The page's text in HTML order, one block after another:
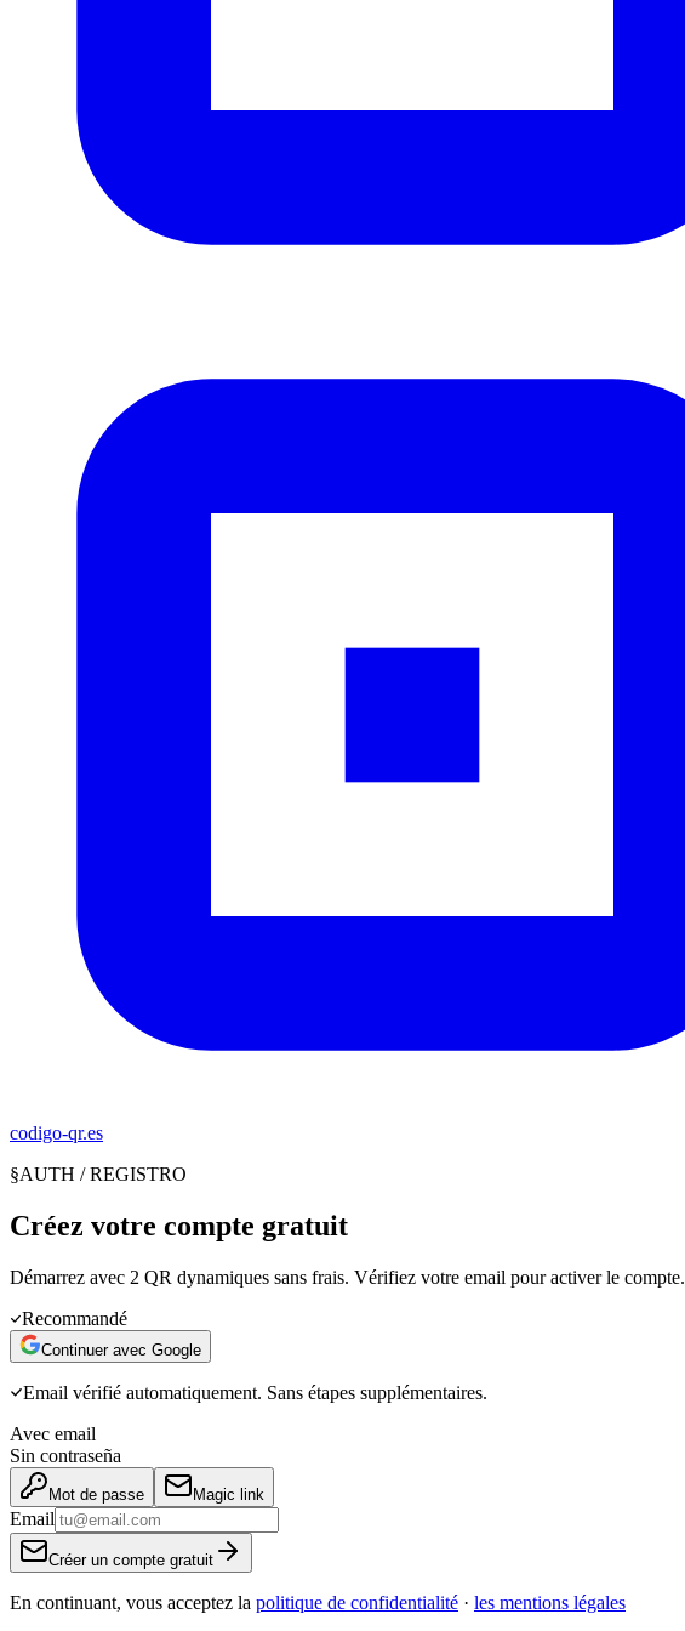
codigo-qr.es
§AUTH / REGISTRO
Créez votre compte gratuit
Démarrez avec 2 QR dynamiques sans frais. Vérifiez votre email pour activer le compte.
Recommandé
Continuer avec Google
Email vérifié automatiquement. Sans étapes supplémentaires.
Avec email
Sin contraseña
Mot de passe Magic link
Email
Créer un compte gratuit
En continuant, vous acceptez la politique de confidentialité · les mentions légales